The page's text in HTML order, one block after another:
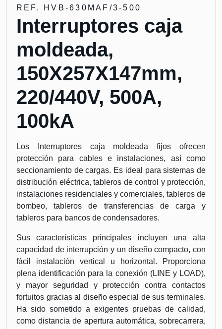
REF. HVB-630MAF/3-500
Interruptores caja
moldeada,
150X257X147mm,
220/440V, 500A,
100kA
Los Interruptores caja moldeada fijos ofrecen
protección para cables e instalaciones, así como
seccionamiento de cargas. Es ideal para sistemas de
distribución eléctrica, tableros de control y protección,
instalaciones residenciales y comerciales, tableros de
bombeo, tableros de transferencias de carga y
tableros para bancos de condensadores.
Sus características principales incluyen una alta
capacidad de interrupción y un diseño compacto, con
fácil instalación vertical u horizontal. Proporciona
plena identificación para la conexión (LINE y LOAD),
y mayor seguridad y protección contra contactos
fortuitos gracias al diseño especial de sus terminales.
Ha sido sometido a exigentes pruebas de calidad,
como distancia de apertura automática, sobrecarrera,